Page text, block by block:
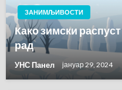
ЗАНИМЉИВОСТИ
Како зимски
рад
УНС Панел јануар 29, 2024